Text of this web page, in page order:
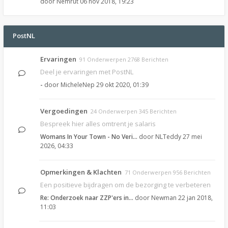
PostNL
Ervaringen 91 Onderwerpen 2768 Berichten
Deel je ervaringen met PostNL
- door MicheleNep 29 okt 2020, 01:39
Vergoedingen 24 Onderwerpen 345 Berichten
Bespreek hier alles omtrent je salaris
Womans In Your Town - No Veri… door NLTeddy27 mei
2026, 04:33
Opmerkingen & Klachten 71 Onderwerpen 956 Berichten
Een positieve bijdragen om de bezorging te verbeteren
Re: Onderzoek naar ZZP'ers in… door Newman 22 jan 2018,
11:03